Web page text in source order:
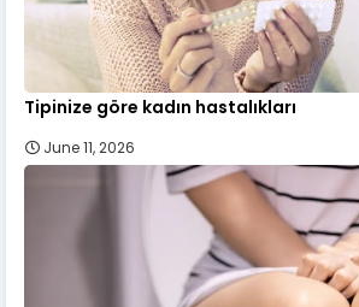
Tipinize göre kadın hastalıkları
June 11, 2026